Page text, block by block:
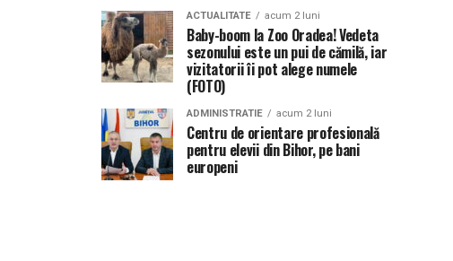
ACTUALITATE acum 2 luni
Baby-boom la Zoo Oradea! Vedeta
sezonului este un pui de cămilă, iar
vizitatorii îi pot alege numele
(FOTO)
ADMINISTRATIE acum 2 luni
Centru de orientare profesională
pentru elevii din Bihor, pe bani
europeni